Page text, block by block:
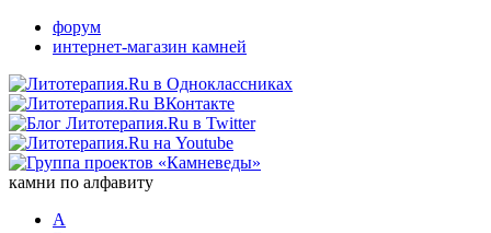
форум
интернет-магазин камней
камни по алфавиту
А